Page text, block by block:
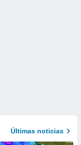
Últimas noticias